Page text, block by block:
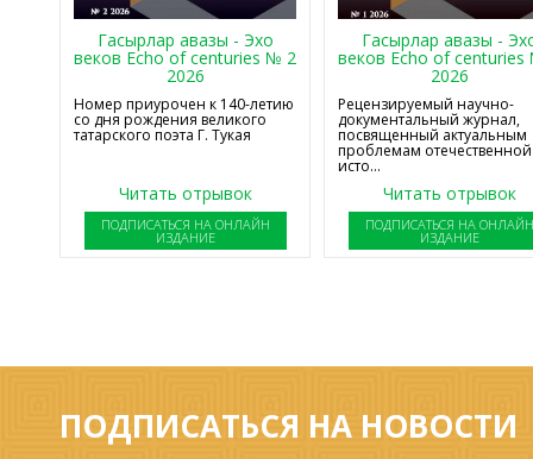
Гасырлар авазы - Эхо
веков Echo of centuries № 2
2026
Номер приурочен к 140-летию
со дня рождения великого
татарского поэта Г. Тукая
Читать отрывок
ПОДПИСАТЬСЯ НА ОНЛАЙН
ИЗДАНИЕ
Гасырлар авазы -
веков Echo of
2026
Рецензируемый научно-
документальный журнал,
посвященный актуальным
проблемам отечественной
исто...
Читать отрывок
ПОДПИСАТЬСЯ НА
ИЗДАНИЕ
ПОДПИСАТЬСЯ НА НОВОСТИ